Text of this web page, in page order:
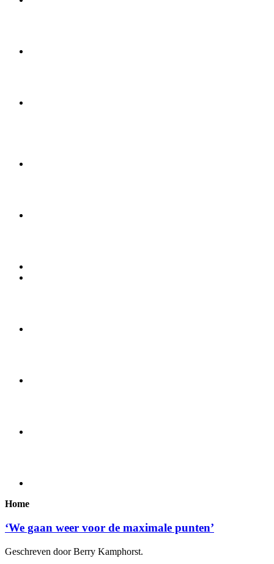
Home
‘We gaan weer voor de maximale punten’
Geschreven door Berry Kamphorst.